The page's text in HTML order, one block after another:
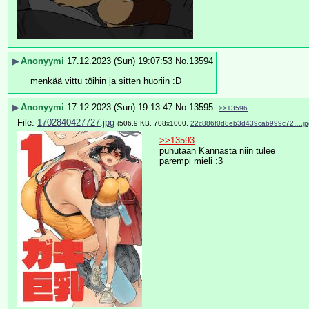
▶Anonyymi 17.12.2023 (Sun) 19:07:53 No.13594
menkää vittu töihin ja sitten huoriin :D
▶Anonyymi 17.12.2023 (Sun) 19:13:47 No.13595 >>13596
File: 1702840427727.jpg (506.9 KB, 708x1000,
>>13593
puhutaan Kannasta niin tulee
parempi mieli :3